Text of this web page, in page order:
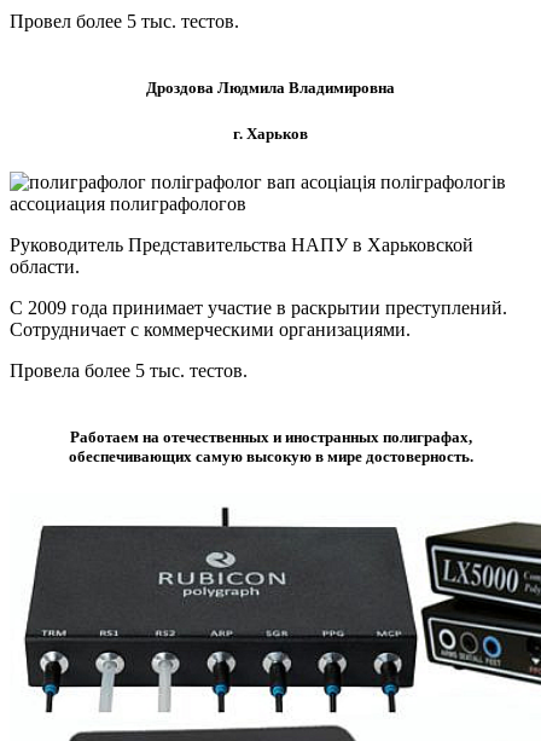
Провел более 5 тыс. тестов.
Дроздова Людмила Владимировна
г. Харьков
Руководитель Представительства НАПУ в Харьковской
области.
С 2009 года принимает участие в раскрытии преступлений.
Сотрудничает с коммерческими организациями.
Провела более 5 тыс. тестов.
Работаем на отечественных и иностранных полиграфах,
обеспечивающих самую высокую в мире достоверность.